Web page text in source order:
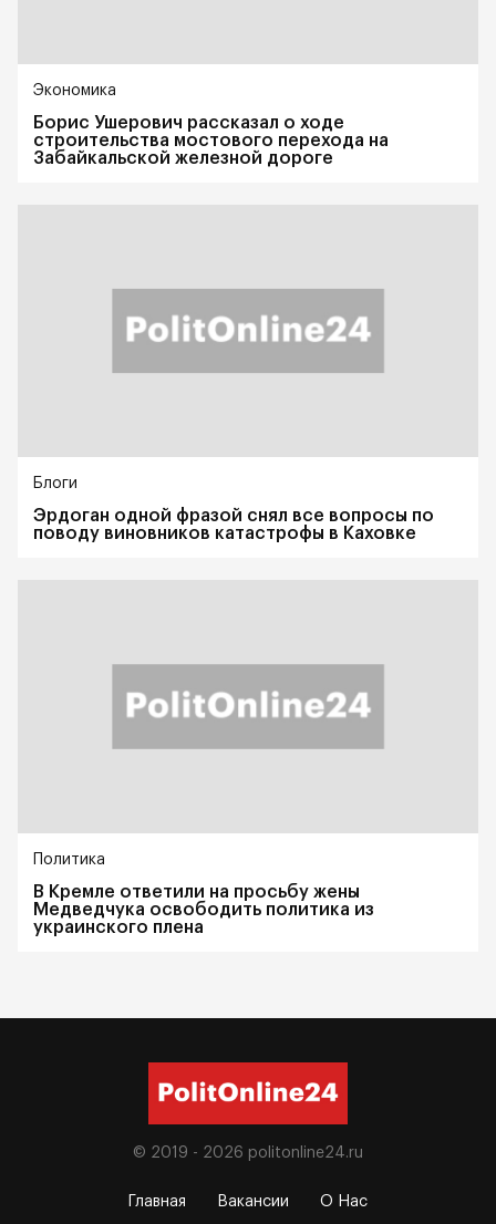
Экономика
Борис Ушерович рассказал о ходе
строительства мостового перехода на
Забайкальской железной дороге
Блоги
Эрдоган одной фразой снял все вопросы по
поводу виновников катастрофы в Каховке
Политика
В Кремле ответили на просьбу жены
Медведчука освободить политика из
украинского плена
© 2019 - 2026 politonline24.ru
Главная Вакансии О Нас